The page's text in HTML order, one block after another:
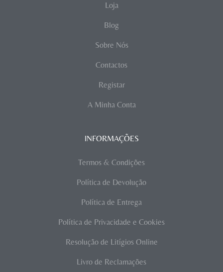
Loja
Blog
Sobre Nós
Contactos
Registar
A Minha Conta
INFORMAÇÕES
Termos & Condições
Política de Devolução
Política de Entrega
Política de Privacidade e Cookies
Resolução de Litígios Online
Livro de Reclamações